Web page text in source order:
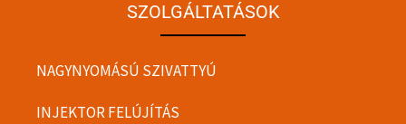
SZOLGÁLTATÁSOK
NAGYNYOMÁSÚ SZIVATTYÚ
INJEKTOR FELÚJÍTÁS